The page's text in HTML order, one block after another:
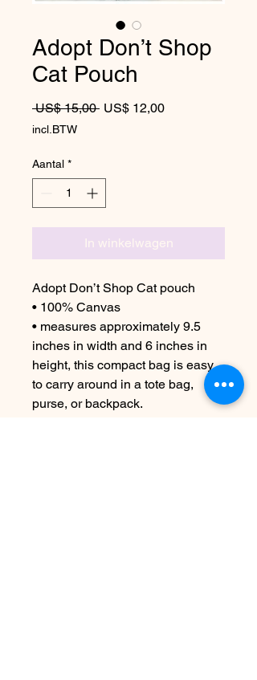
Adopt Don’t Shop
Cat Pouch
US$ 15,00 Normale prijs
US$ 12,00Verkoopprijs
incl.BTW
Aantal *
In winkelwagen
Adopt Don’t Shop Cat pouch
• 100% Canvas
• measures approximately 9.5
inches in width and 6 inches in
height, this compact bag is easy
to carry around in a tote bag,
purse, or backpack.